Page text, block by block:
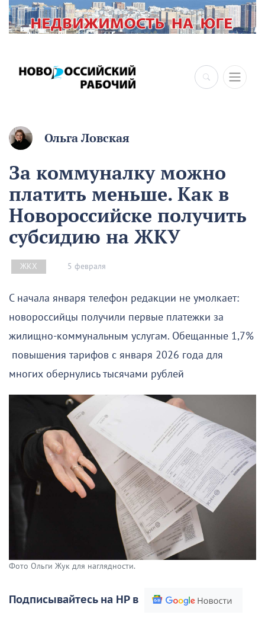
×
Ольга Ловская
За коммуналку можно
платить меньше. Как в
Новороссийске получить
субсидию на ЖКУ
ЖКХ 5 февраля
С начала января телефон редакции не умолкает:
новороссийцы получили первые платежки за
жилищно-коммунальным услугам. Обещанные 1,7%
повышения тарифов с января 2026 года для
многих обернулись тысячами рублей
Фото Ольги Жук для наглядности.
Подписывайтесь на НР в